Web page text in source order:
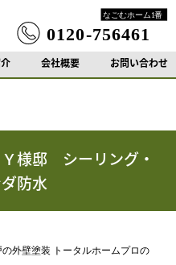
会社概要 お問い合わせ
様邸 シーリング・
防水
外壁塗装 トータルホームプロの